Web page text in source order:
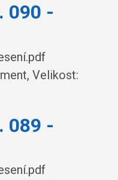
090 -
Velikost:
089 -